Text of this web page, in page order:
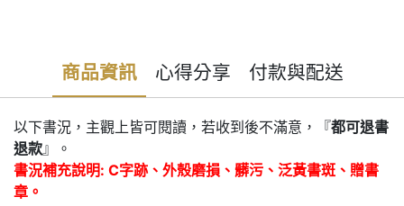
商品資訊 心得分享 付款與配送
以下書況，主觀上皆可閱讀，若收到後不滿意，『都可退書
退款』。
書況補充說明: C字跡、外殼磨損、髒污、泛黃書斑、贈書
章。